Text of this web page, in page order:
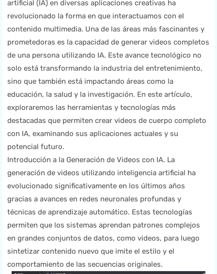
artificial (IA) en diversas aplicaciones creativas ha
revolucionado la forma en que interactuamos con el
contenido multimedia. Una de las áreas más fascinantes y
prometedoras es la capacidad de generar videos completos
de una persona utilizando IA. Este avance tecnológico no
solo está transformando la industria del entretenimiento,
sino que también está impactando áreas como la
educación, la salud y la investigación. En este artículo,
exploraremos las herramientas y tecnologías más
destacadas que permiten crear videos de cuerpo completo
con IA, examinando sus aplicaciones actuales y su
potencial futuro.
Introducción a la Generación de Videos con IA. La
generación de videos utilizando inteligencia artificial ha
evolucionado significativamente en los últimos años
gracias a avances en redes neuronales profundas y
técnicas de aprendizaje automático. Estas tecnologías
permiten que los sistemas aprendan patrones complejos
en grandes conjuntos de datos, como videos, para luego
sintetizar contenido nuevo que imite el estilo y el
comportamiento de las secuencias originales.